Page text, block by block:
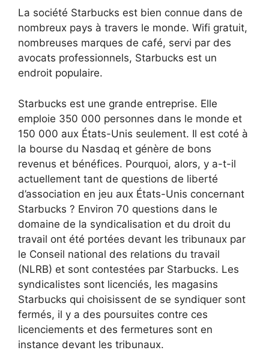
La société Starbucks est bien connue dans de
nombreux pays à travers le monde. Wifi gratuit,
nombreuses marques de café, servi par des
avocats professionnels, Starbucks est un
endroit populaire.
Starbucks est une grande entreprise. Elle
emploie 350 000 personnes dans le monde et
150 000 aux États-Unis seulement. Il est coté à
la bourse du Nasdaq et génère de bons
revenus et bénéfices. Pourquoi, alors, y a-t-il
actuellement tant de questions de liberté
d’association en jeu aux États-Unis concernant
Starbucks ? Environ 70 questions dans le
domaine de la syndicalisation et du droit du
travail ont été portées devant les tribunaux par
le Conseil national des relations du travail
(NLRB) et sont contestées par Starbucks. Les
syndicalistes sont licenciés, les magasins
Starbucks qui choisissent de se syndiquer sont
fermés, il y a des poursuites contre ces
licenciements et des fermetures sont en
instance devant les tribunaux.